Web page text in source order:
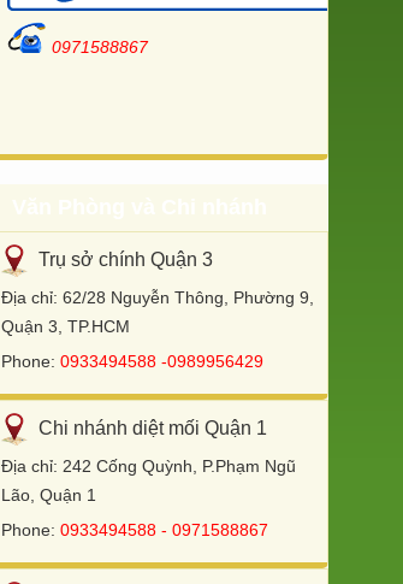
0971588867
Trụ sở chính Quận 3
Địa chỉ: 62/28 Nguyễn Thông, Phường 9,
Quận 3, TP.HCM
Phone:0933494588 -0989956429
Chi nhánh diệt mối Quận 1
Địa chỉ: 242 Cống Quỳnh, P.Phạm Ngũ
Lão, Quận 1
Phone:0933494588 - 0971588867